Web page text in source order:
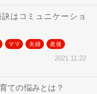
はコミュニケーショ
ママ 夫婦 産後
2021.11.22
ての悩みとは？